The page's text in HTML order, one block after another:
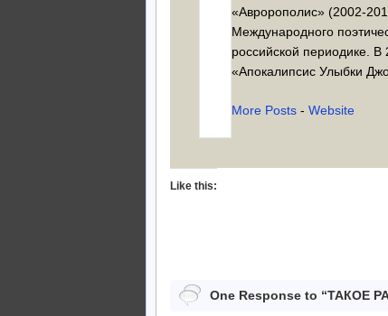
«Авророполис» (2002-
Международного
российской периодике. В
«Апокалипсис Улыбки
More Posts- Website
Like this:
One Response to “ТАКОЕ